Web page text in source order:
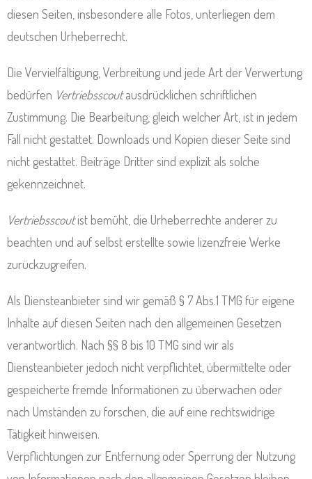
diesen Seiten, insbesondere alle Fotos, unterliegen dem
deutschen Urheberrecht.
Die Vervielfältigung, Verbreitung und jede Art der Verwertung
bedürfen Vertriebsscoutausdrücklichen schriftlichen
Zustimmung. Die Bearbeitung, gleich welcher Art, ist in jedem
Fall nicht gestattet. Downloads und Kopien dieser Seite sind
nicht gestattet. Beiträge Dritter sind explizit als solche
gekennzeichnet.
Vertriebsscoutist bemüht, die Urheberrechte anderer zu
beachten und auf selbst erstellte sowie lizenzfreie Werke
zurückzugreifen.
Als Diensteanbieter sind wir gemäß § 7 Abs.1 TMG für eigene
Inhalte auf diesen Seiten nach den allgemeinen Gesetzen
verantwortlich. Nach §§ 8 bis 10 TMG sind wir als
Diensteanbieter jedoch nicht verpflichtet, übermittelte oder
gespeicherte fremde Informationen zu überwachen oder
nach Umständen zu forschen, die auf eine rechtswidrige
Tätigkeit hinweisen.
Verpflichtungen zur Entfernung oder Sperrung der Nutzung